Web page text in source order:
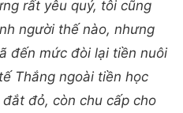
rất yêu quý, tôi cũng
người thế nào, nhưng
đến mức đòi lại tiền nuôi
Thắng ngoài tiền học
đỏ, còn chu cấp cho